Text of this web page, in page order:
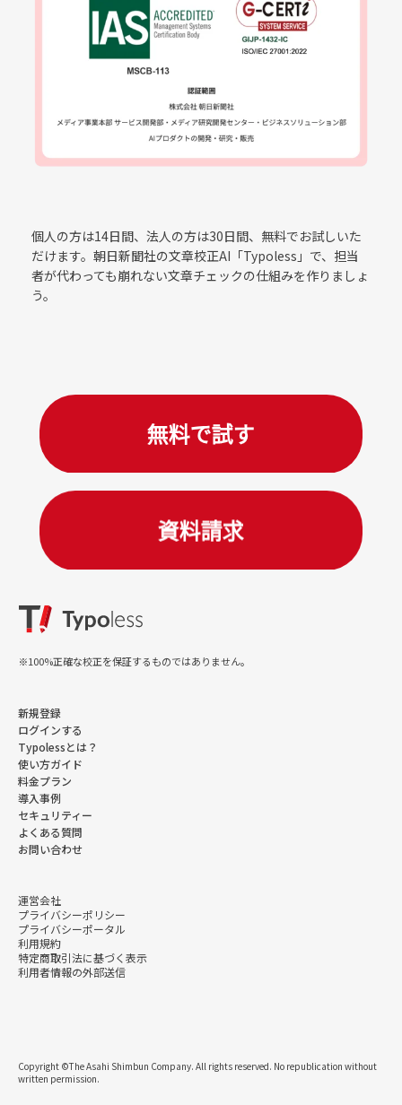
個人の方は14日間、法人の方は30日間、無料でお試しいた
だけます。朝日新聞社の文章校正AI「Typoless」で、担当
者が代わっても崩れない文章チェックの仕組みを作りましょ
う。
※100%正確な校正を保証するものではありません。
新規登録
ログインする
Typolessとは？
使い方ガイド
料金プラン
導入事例
セキュリティー
よくある質問
お問い合わせ
運営会社
プライバシーポリシー
プライバシーポータル
利用規約
特定商取引法に基づく表示
利用者情報の外部送信
Copyright ©The Asahi Shimbun Company. All rights reserved. No republication without
written permission.